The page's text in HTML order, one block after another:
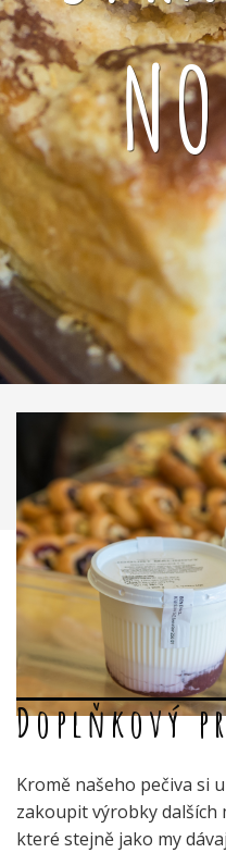
Doplňkový
Kromě našeho pečiva si
zakoupit výrobky dalších
které stejně jako my